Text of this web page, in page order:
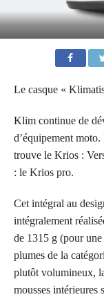
Le casque «
Klim continue de
d’équipement
trouve le Krios :
: le Krios pro.
Cet intégral au
intégralement
de 1315 g (pour
plumes de la
plutôt volumineux,
mousses intérieures